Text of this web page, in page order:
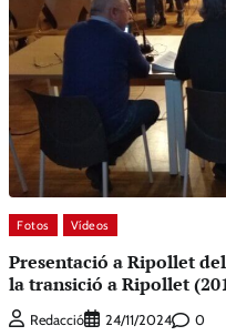
Fotos Vídeos
Presentació a Ripollet
la transició a Ripollet
Redacció 24/11/2024 0